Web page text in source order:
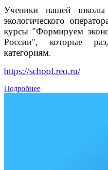
Ученики нашей
экологического
курсы "Формируем
России", которые
категориям.
https://school.reo.ru/
Подробнее